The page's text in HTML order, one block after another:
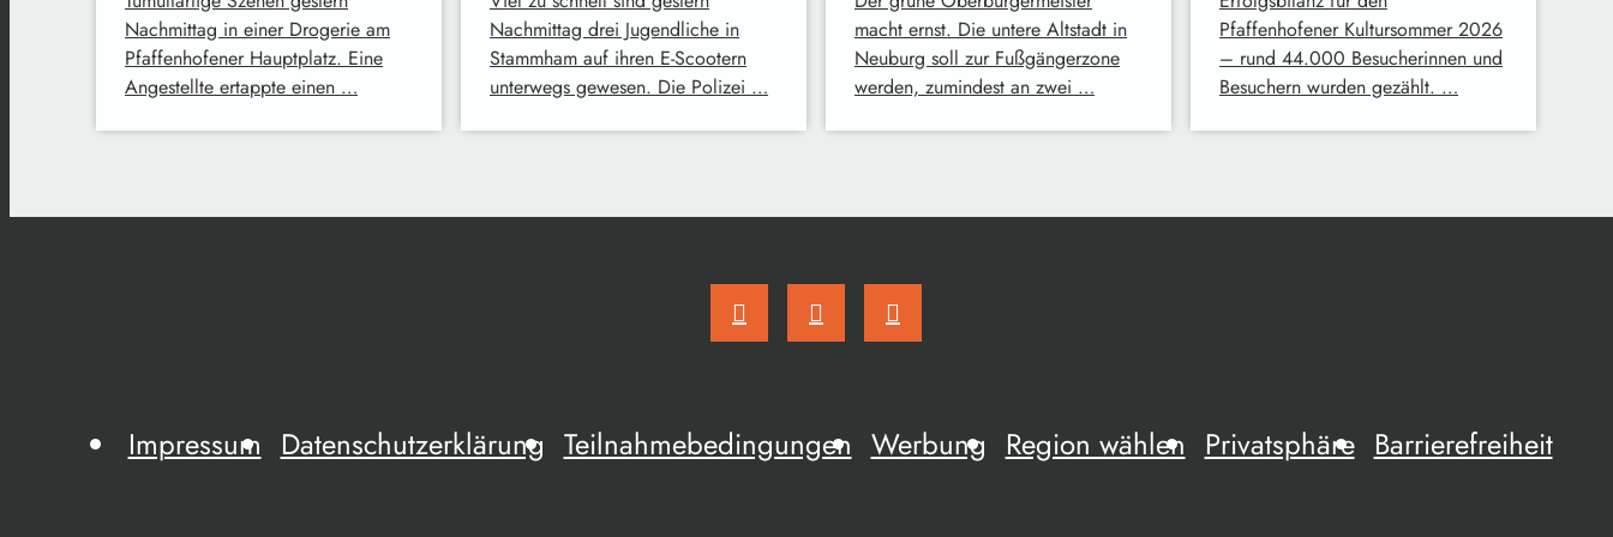
Nachmittag in einer Drogerie am
Pfaffenhofener Hauptplatz. Eine
Angestellte ertappte einen …
Nachmittag drei Jugendliche in
Stammham auf ihren E-Scootern
unterwegs gewesen. Die Polizei …
macht ernst. Die untere Altstadt in
Neuburg soll zur Fußgängerzone
werden, zumindest an zwei …
Pfaffenhofener Kultursommer 2026
– rund 44.000 Besucherinnen und
Besuchern wurden gezählt. …
Impressum Datenschutzerklärung Teilnahmebedingungen Werbung Region wählen Privatsphäre Barrierefreiheit